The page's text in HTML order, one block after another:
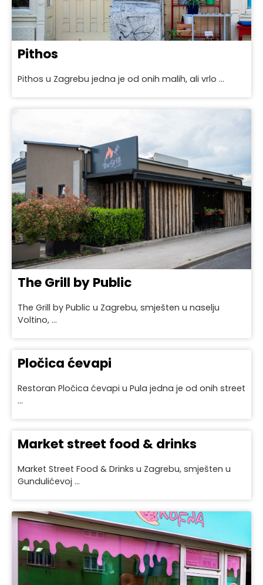
Pithos
Pithos u Zagrebu jedna je od onih malih, ali vrlo ...
The Grill by Public
The Grill by Public u Zagrebu, smješten u naselju
Voltino, ...
Pločica ćevapi
Restoran Pločica ćevapi u Pula jedna je od onih street
...
Market street food & drinks
Market Street Food & Drinks u Zagrebu, smješten u
Gundulićevoj ...